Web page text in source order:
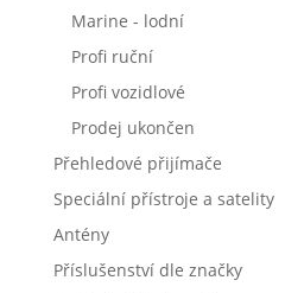
Marine - lodní
Profi ruční
Profi vozidlové
Prodej ukončen
Přehledové přijímače
Speciální přístroje a satelity
Antény
Příslušenství dle značky